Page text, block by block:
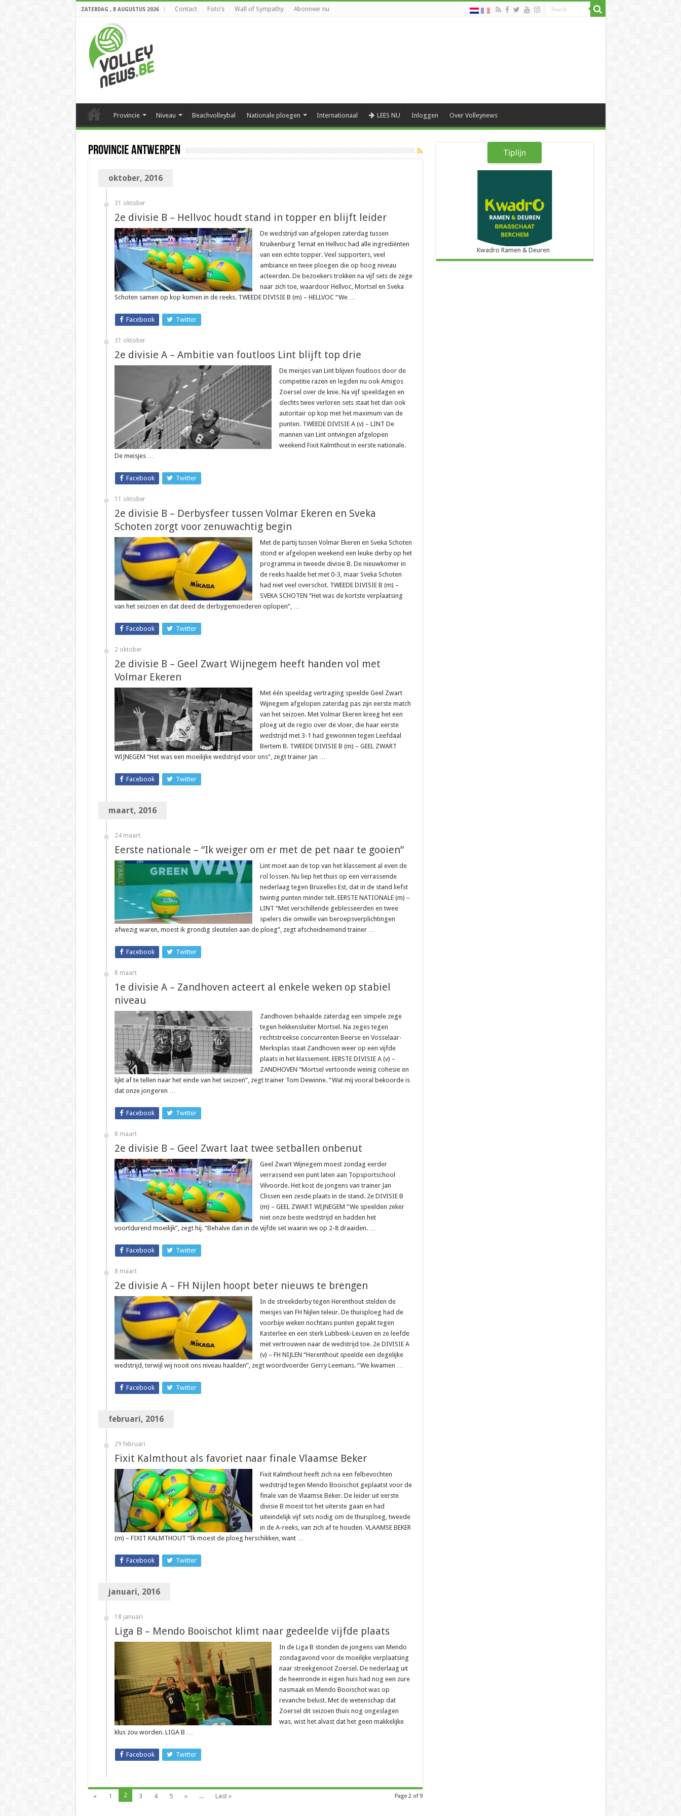
ZATERDAG , 8 AUGUSTUS 2026 Contact Foto’s Wall of Sympathy Abonneer nu
Provincie Niveau Beachvolleybal Nationale ploegen Internationaal LEES NU Inloggen Over Volleynews
Provincie Antwerpen
oktober, 2016
31 oktober
2e divisie B – Hellvoc houdt stand in topper en blijft leider
De wedstrijd van afgelopen zaterdag tussen
Kruikenburg Ternat en Hellvoc had alle ingrediënten
van een echte topper. Veel supporters, veel
ambiance en twee ploegen die op hoog niveau
acteerden. De bezoekers trokken na vijf sets de zege
naar zich toe, waardoor Hellvoc, Mortsel en Sveka
Schoten samen op kop komen in de reeks. TWEEDE DIVISIE B (m) – HELLVOC “We …
Facebook Twitter
31 oktober
2e divisie A – Ambitie van foutloos Lint blijft top drie
De meisjes van Lint blijven foutloos door de
competitie razen en legden nu ook Amigos
Zoersel over de knie. Na vijf speeldagen en
slechts twee verloren sets staat het dan ook
autoritair op kop met het maximum van de
punten. TWEEDE DIVISIE A (v) – LINT De
mannen van Lint ontvingen afgelopen
weekend Fixit Kalmthout in eerste nationale.
De meisjes …
Facebook Twitter
11 oktober
2e divisie B – Derbysfeer tussen Volmar Ekeren en Sveka
Schoten zorgt voor zenuwachtig begin
Met de partij tussen Volmar Ekeren en Sveka Schoten
stond er afgelopen weekend een leuke derby op het
programma in tweede divisie B. De nieuwkomer in
de reeks haalde het met 0-3, maar Sveka Schoten
had niet veel overschot. TWEEDE DIVISIE B (m) –
SVEKA SCHOTEN “Het was de kortste verplaatsing
van het seizoen en dat deed de derbygemoederen oplopen”, …
Facebook Twitter
2 oktober
2e divisie B – Geel Zwart Wijnegem heeft handen vol met
Volmar Ekeren
Met één speeldag vertraging speelde Geel Zwart
Wijnegem afgelopen zaterdag pas zijn eerste match
van het seizoen. Met Volmar Ekeren kreeg het een
ploeg uit de regio over de vloer, die haar eerste
wedstrijd met 3-1 had gewonnen tegen Leefdaal
Bertem B. TWEEDE DIVISIE B (m) – GEEL ZWART
WIJNEGEM “Het was een moeilijke wedstrijd voor ons”, zegt trainer Jan …
Facebook Twitter
maart, 2016
24 maart
Eerste nationale – “Ik weiger om er met de pet naar te gooien”
Lint moet aan de top van het klassement al even de
rol lossen. Nu liep het thuis op een verrassende
nederlaag tegen Bruxelles Est, dat in de stand liefst
twintig punten minder telt. EERSTE NATIONALE (m) –
LINT “Met verschillende geblesseerden en twee
spelers die omwille van beroepsverplichtingen
afwezig waren, moest ik grondig sleutelen aan de ploeg”, zegt afscheidnemend trainer …
Facebook Twitter
8 maart
1e divisie A – Zandhoven acteert al enkele weken op stabiel
niveau
Zandhoven behaalde zaterdag een simpele zege
tegen hekkensluiter Mortsel. Na zeges tegen
rechtstreekse concurrenten Beerse en Vosselaar-
Merksplas staat Zandhoven weer op een vijfde
plaats in het klassement. EERSTE DIVISIE A (v) –
ZANDHOVEN “Mortsel vertoonde weinig cohesie en
lijkt af te tellen naar het einde van het seizoen”, zegt trainer Tom Dewinne. “Wat mij vooral bekoorde is
dat onze jongeren …
Facebook Twitter
8 maart
2e divisie B – Geel Zwart laat twee setballen onbenut
Geel Zwart Wijnegem moest zondag eerder
verrassend een punt laten aan Topsportschool
Vilvoorde. Het kost de jongens van trainer Jan
Clissen een zesde plaats in de stand. 2e DIVISIE B
(m) – GEEL ZWART WIJNEGEM “We speelden zeker
niet onze beste wedstrijd en hadden het
voortdurend moeilijk”, zegt hij. “Behalve dan in de vijfde set waarin we op 2-8 draaiden. …
Facebook Twitter
8 maart
2e divisie A – FH Nijlen hoopt beter nieuws te brengen
In de streekderby tegen Herenthout stelden de
meisjes van FH Nijlen teleur. De thuisploeg had de
voorbije weken nochtans punten gepakt tegen
Kasterlee en een sterk Lubbeek-Leuven en ze leefde
met vertrouwen naar de wedstrijd toe. 2e DIVISIE A
(v) – FH NIJLEN “Herenthout speelde een degelijke
wedstrijd, terwijl wij nooit ons niveau haalden”, zegt woordvoerder Gerry Leemans. “We kwamen …
Facebook Twitter
februari, 2016
29 februari
Fixit Kalmthout als favoriet naar finale Vlaamse Beker
Fixit Kalmthout heeft zich na een felbevochten
wedstrijd tegen Mendo Booischot geplaatst voor de
finale van de Vlaamse Beker. De leider uit eerste
divisie B moest tot het uiterste gaan en had
uiteindelijk vijf sets nodig om de thuisploeg, tweede
in de A-reeks, van zich af te houden. VLAAMSE BEKER
(m) – FIXIT KALMTHOUT “Ik moest de ploeg herschikken, want …
Facebook Twitter
januari, 2016
18 januari
Liga B – Mendo Booischot klimt naar gedeelde vijfde plaats
In de Liga B stonden de jongens van Mendo
zondagavond voor de moeilijke verplaatsing
naar streekgenoot Zoersel. De nederlaag uit
de heenronde in eigen huis had nog een zure
nasmaak en Mendo Booischot was op
revanche belust. Met de wetenschap dat
Zoersel dit seizoen thuis nog ongeslagen
was, wist het alvast dat het geen makkelijke
klus zou worden. LIGA B …
Facebook Twitter
Page 2 of 9
« 1 2 3 4 5 » ... Last »
Tiplijn
Kwadro Ramen & Deuren